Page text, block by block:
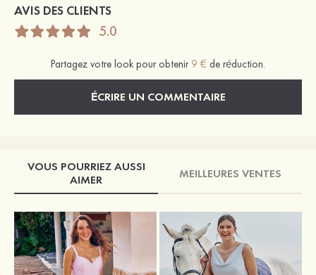
AVIS DES CLIENTS
5.0
Partagez votre look pour obtenir 9 € de réduction.
ÉCRIRE UN COMMENTAIRE
VOUS POURRIEZ AUSSI
AIMER
MEILLEURES VENTES